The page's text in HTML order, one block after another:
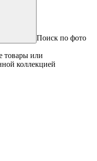
Поиск по фото
товары или
коллекцией